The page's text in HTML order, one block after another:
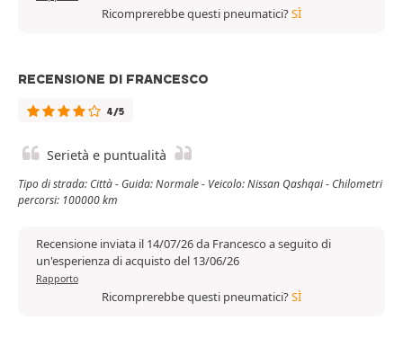
Ricomprerebbe questi pneumatici?SÌ
RECENSIONE DI FRANCESCO
4/5
Serietà e puntualità
Tipo di strada: Città - Guida: Normale - Veicolo: Nissan Qashqai - Chilometri
percorsi: 100000 km
Recensione inviata il 14/07/26 da Francesco a seguito di
un'esperienza di acquisto del 13/06/26
Rapporto
Ricomprerebbe questi pneumatici?SÌ